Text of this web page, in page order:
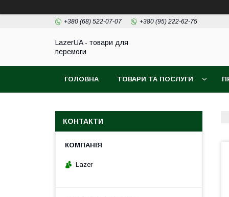
+380 (68) 522-07-07 +380 (95) 222-62-75
LazerUA - товари для
перемоги
ГОЛОВНА ТОВАРИ ТА ПОСЛУГИ
КОНТАКТИ
Lazer